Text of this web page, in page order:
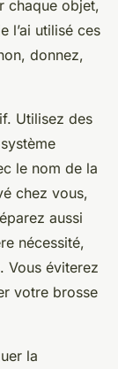
chaque objet,
l’ai utilisé ces
donnez,
Utilisez des
le nom de la
chez vous,
aussi
nécessité,
Vous éviterez
votre brosse
la